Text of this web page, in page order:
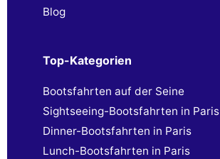
Blog
Top-Kategorien
Bootsfahrten auf der Seine
Sightseeing-Bootsfahrten in Paris
Dinner-Bootsfahrten in Paris
Lunch-Bootsfahrten in Paris